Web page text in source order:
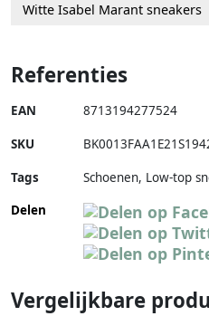
Witte Isabel Marant sneakers
Referenties
EAN 8713194277524
SKU
Tags
Schoenen, Low-top
Delen
Vergelijkbare